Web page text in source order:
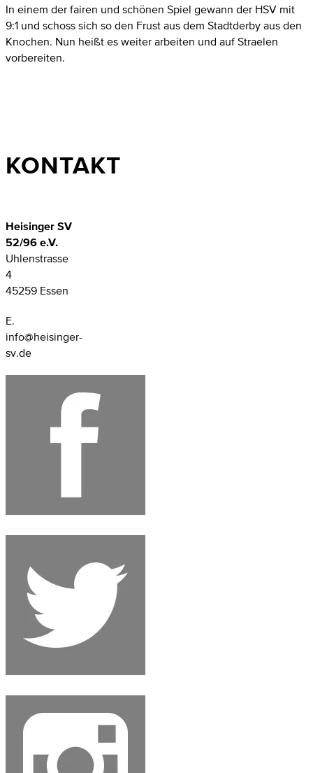
In einem der fairen und schönen Spiel gewann der HSV mit
9:1 und schoss sich so den Frust aus dem Stadtderby aus den
Knochen. Nun heißt es weiter arbeiten und auf Straelen
vorbereiten.
KONTAKT
Heisinger SV
52/96 e.V.
Uhlenstrasse
4
45259 Essen
E.
info@heisinger-
sv.de